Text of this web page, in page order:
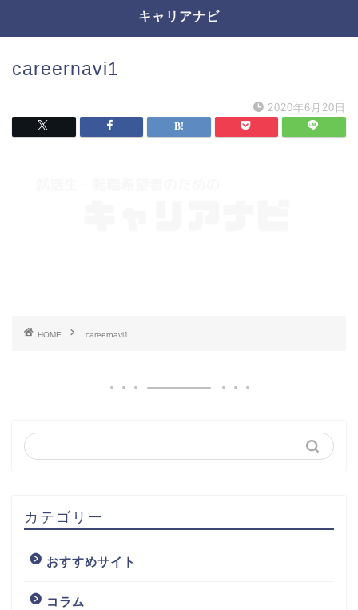
キャリアナビ
careernavi1
2020年6月20日
HOME careernavi1
カテゴリー
おすすめサイト
コラム